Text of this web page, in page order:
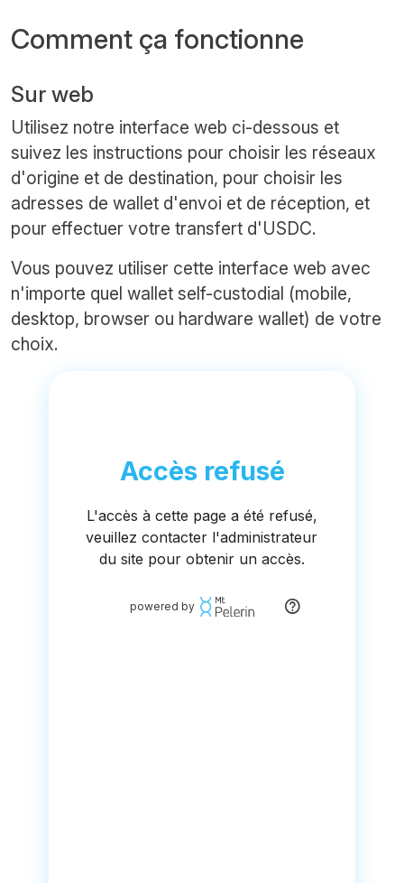
Comment ça fonctionne
Sur web
Utilisez notre interface web ci-dessous et
suivez les instructions pour choisir les réseaux
d'origine et de destination, pour choisir les
adresses de wallet d'envoi et de réception, et
pour effectuer votre transfert d'USDC.
Vous pouvez utiliser cette interface web avec
n'importe quel wallet self-custodial (mobile,
desktop, browser ou hardware wallet) de votre
choix.